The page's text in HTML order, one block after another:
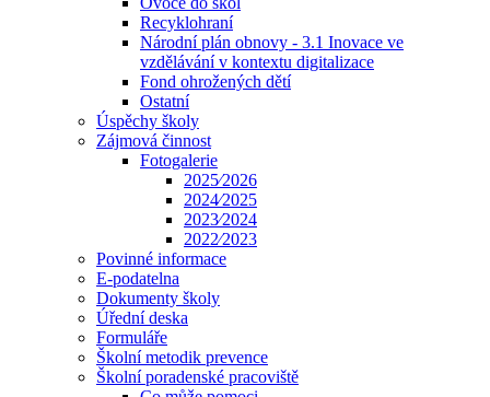
Recyklohraní
Národní plán obnovy - 3.1 Inovace ve
vzdělávání v kontextu digitalizace
Fond ohrožených dětí
Ostatní
Úspěchy školy
Zájmová činnost
Fotogalerie
2025⁄2026
2024⁄2025
2023⁄2024
2022⁄2023
Povinné informace
E-podatelna
Dokumenty školy
Úřední deska
Formuláře
Školní metodik prevence
Školní poradenské pracoviště